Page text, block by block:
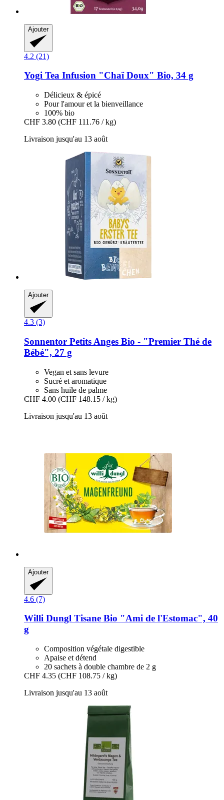
Ajouter
4.2 (21)
Yogi Tea Infusion "Chaï Doux" Bio, 34 g
Délicieux & épicé
Pour l'amour et la bienveillance
100% bio
CHF 3.80 (CHF 111.76 / kg)
Livraison jusqu'au 13 août
Ajouter
4.3 (3)
Sonnentor Petits Anges Bio -​ "Premier Thé de
Bébé", 27 g
Vegan et sans levure
Sucré et aromatique
Sans huile de palme
CHF 4.00 (CHF 148.15 / kg)
Livraison jusqu'au 13 août
Ajouter
4.6 (7)
Willi Dungl Tisane Bio "Ami de l'Estomac", 40
g
Composition végétale digestible
Apaise et détend
20 sachets à double chambre de 2 g
CHF 4.35 (CHF 108.75 / kg)
Livraison jusqu'au 13 août